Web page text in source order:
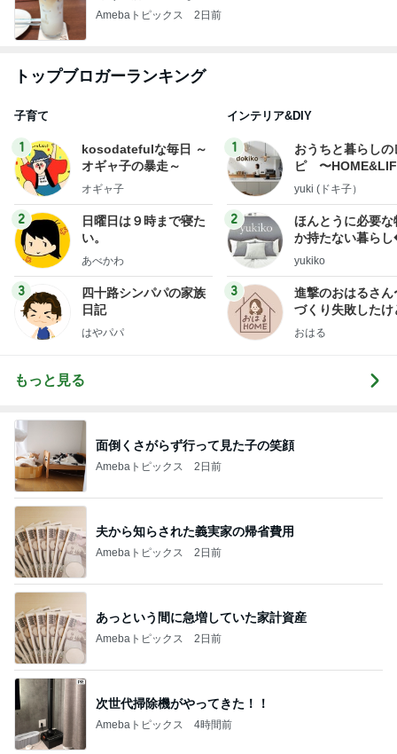
Amebaトピックス 2日前
トップブロガーランキング
子育て
1
kosodatefulな毎日 ～
オギャ子の暴走～
オギャ子
2
日曜日は９時まで寝た
い。
あべかわ
3
四十路シンパパの家族
日記
はやパパ
インテリア&DIY
1
おうちと暮らしの
ピ 〜
yuki (ドキ子）
2
ほんとうに必要な
か持たない暮ら
ep Life Simple◆
yukiko
3
進撃のおはるさん
づくり失敗したけ
は元気です〜
おはる
もっと見る
面倒くさがらず行って見た子の笑顔
Amebaトピックス 2日前
夫から知らされた義実家の帰省費用
Amebaトピックス 2日前
あっという間に急増していた家計資産
Amebaトピックス 2日前
次世代掃除機がやってきた！！
Amebaトピックス 4時間前